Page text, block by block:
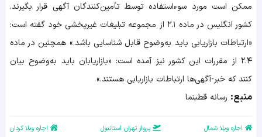
ممکن است مورد سوءاستفاده توسط تأمین‌کنندگان آگهی قرار بگیرند.
کشور انگلیس در ماده ۲.۱ از مجموعه تبلیغات غیرپخشی خود گفته است:
«ارتباطات بازاریابی باید به‌وضوح قابل شناسایی باشد.» همچنین در ماده
۲.۴ از مقررات این کشور نیز آمده است: «بازاریابان باید به‌وضوح بیان
کنند که خبر-آگهی‌ها ارتباطات بازاریابی هستند.»
منبع: رسانه قطبنما
اجاره ویلا شمال پرواز تهران استانبول اجاره ویلا کردان